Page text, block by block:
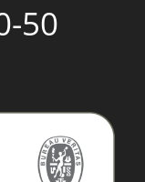
50